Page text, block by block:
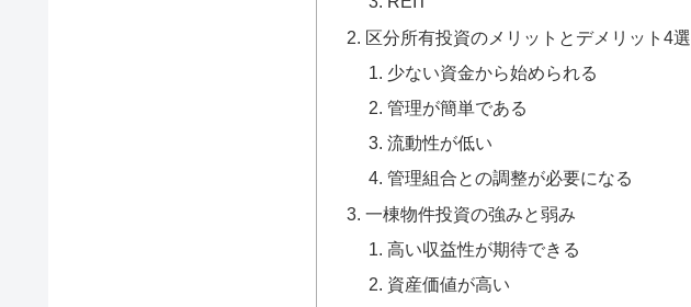
区分所有投資のメリットとデメリット4選
少ない資金から始められる
管理が簡単である
流動性が低い
管理組合との調整が必要になる
一棟物件投資の強みと弱み
高い収益性が期待できる
資産価値が高い